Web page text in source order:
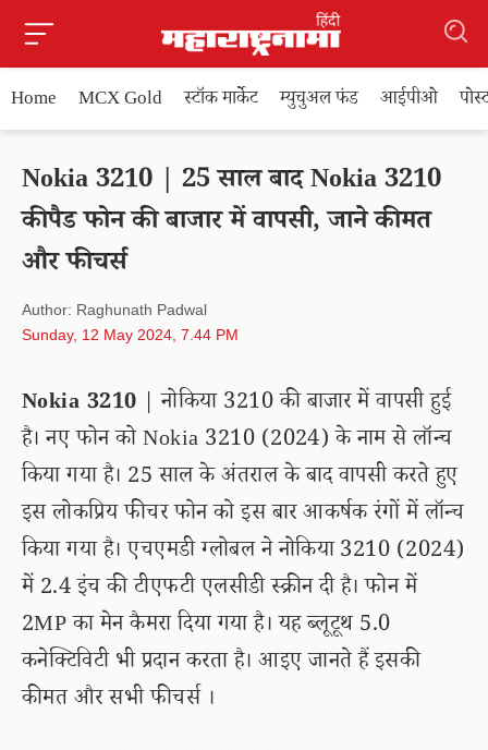
Home MCX Gold स्टॉक मार्केट म्युचुअल फंड आईपीओ
Nokia 3210 | 25 साल बाद Nokia 3210
कीपैड फोन की बाजार में वापसी, जाने कीमत
और फीचर्स
Author: Raghunath Padwal
Sunday, 12 May 2024, 7.44 PM
Nokia 3210 | नोकिया 3210 की बाजार में वापसी हुई
है। नए फोन को Nokia 3210 (2024) के नाम से लॉन्च
किया गया है। 25 साल के अंतराल के बाद वापसी करते हुए
इस लोकप्रिय फीचर फोन को इस बार आकर्षक रंगों में लॉन्च
किया गया है। एचएमडी ग्लोबल ने नोकिया 3210 (2024)
में 2.4 इंच की टीएफटी एलसीडी स्क्रीन दी है। फोन में
2MP का मेन कैमरा दिया गया है। यह ब्लूटूथ 5.0
कनेक्टिविटी भी प्रदान करता है। आइए जानते हैं इसकी
कीमत और सभी फीचर्स ।